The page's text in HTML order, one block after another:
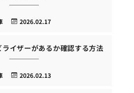
2026.02.17
イザーがあるか確認する方法
2026.02.13